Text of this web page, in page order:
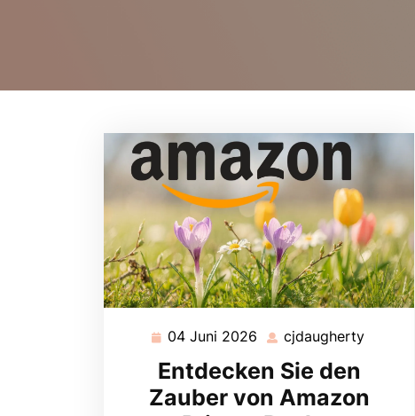
04 Juni 2026 04
2026
cjdaugherty
Entdecken Sie den
Zauber von Amazon